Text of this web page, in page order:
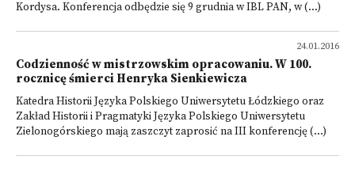
Kordysa. Konferencja odbędzie się 9 grudnia w IBL PAN, w (...)
24.01.2016
Codzienność w mistrzowskim opracowaniu. W 100.
rocznicę śmierci Henryka Sienkiewicza
Katedra Historii Języka Polskiego Uniwersytetu Łódzkiego oraz
Zakład Historii i Pragmatyki Języka Polskiego Uniwersytetu
Zielonogórskiego mają zaszczyt zaprosić na III konferencję (...)